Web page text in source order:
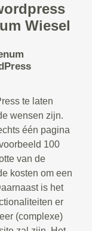
Wiesel
te laten
wensen zijn.
één pagina
100
van de
kosten om een
is het
er
(complexe)